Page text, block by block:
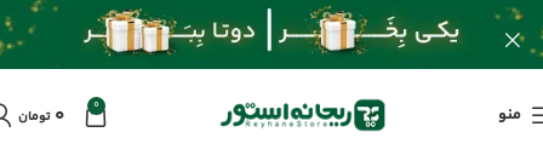
منو 0 ۰ تومان